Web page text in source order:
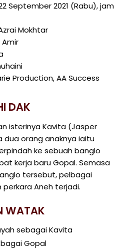
September 2021 (Rabu), jam
Mokhtar
Amir
Production, AA Success
DAK
isterinya Kavita (Jasper
dua orang anaknya iaitu
ke sebuah banglo
kerja baru Gopal. Semasa
tersebut, pelbagai
Aneh terjadi.
WATAK
sebagai Kavita
Gopal